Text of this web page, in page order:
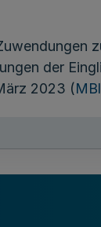
der
2023 (